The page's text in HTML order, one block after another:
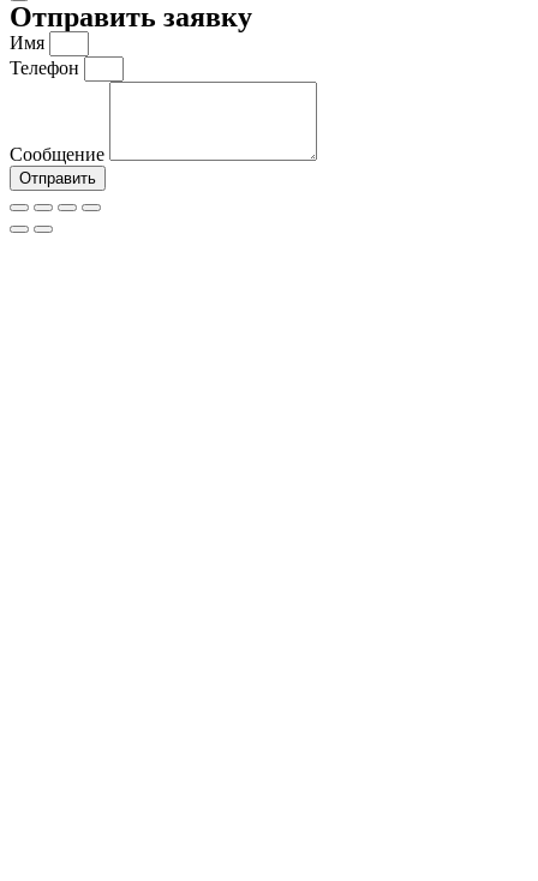
Отправить заявку
Имя
Телефон
Сообщение
Отправить